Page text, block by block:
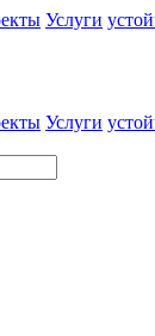
Услуги
Услуги